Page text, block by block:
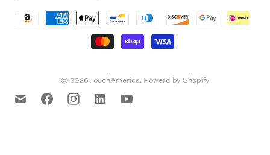
家
© 2026TouchAmerica. Powerd by Shopify